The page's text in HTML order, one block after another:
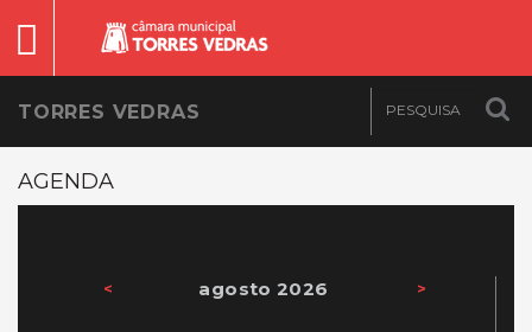
TORRES VEDRAS
AGENDA
< agosto 2026 >